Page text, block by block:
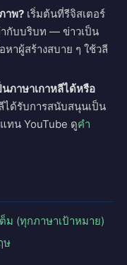
าพ? เริ่มต้นที่รีจิสเตอร์
ากับบริบท — ข่าวเป็น
หาผู้สร้างสบาย ๆ ใช้วลี
ภาษาเกาหลีได้หรือ
ด้รับการสนับสนุนเป็น
ทน YouTube ดูคำ
ม (ทุกภาษาเป้าหมาย)
ษ